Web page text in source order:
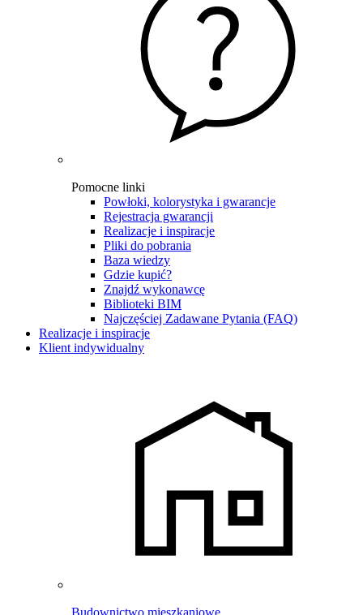
Pomocne linki
Powłoki, kolorystyka i gwarancje
Rejestracja gwarancji
Realizacje i inspiracje
Pliki do pobrania
Baza wiedzy
Gdzie kupić?
Znajdź wykonawcę
Biblioteki BIM
Najczęściej Zadawane Pytania (FAQ)
Realizacje i inspiracje
Klient indywidualny
Budownictwo mieszkaniowe